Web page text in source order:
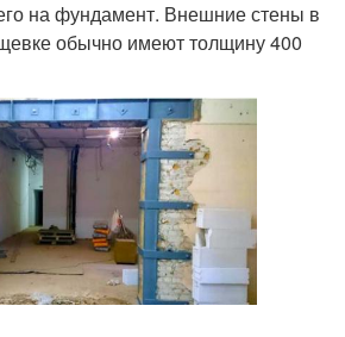
на фундамент. Внешние стены в
обычно имеют толщину 400